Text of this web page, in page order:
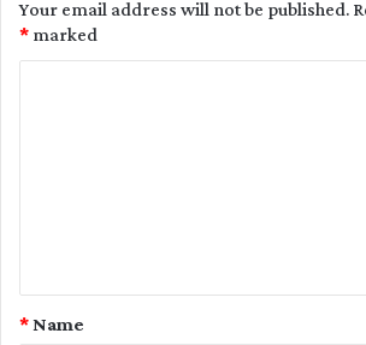
Your email address will not be published.
marked
*
Name
*